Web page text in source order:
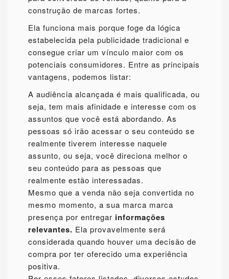
construção de marcas fortes.
Ela funciona mais porque foge da lógica
estabelecida pela publicidade tradicional e
consegue criar um vínculo maior com os
potenciais consumidores. Entre as principais
vantagens, podemos listar:
A audiência alcançada é mais qualificada, ou
seja, tem mais afinidade e interesse com os
assuntos que você está abordando. As
pessoas só irão acessar o seu conteúdo se
realmente tiverem interesse naquele
assunto, ou seja, você direciona melhor o
seu conteúdo para as pessoas que
realmente estão interessadas.
Mesmo que a venda não seja convertida no
mesmo momento, a sua marca marca
presença por entregar informações
relevantes. Ela provavelmente será
considerada quando houver uma decisão de
compra por ter oferecido uma experiência
positiva.